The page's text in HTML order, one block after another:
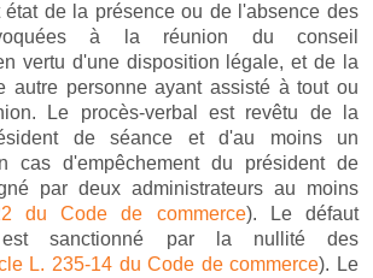
état de la présence ou de l'absence des
à la réunion du conseil
vertu d'une disposition légale, et de la
autre personne ayant assisté à tout ou
Le procès-verbal est revêtu de la
de séance et d'au moins un
cas d'empêchement du président de
par deux administrateurs au moins
du Code de commerce). Le défaut
est sanctionné par la nullité des
L. 235-14 du Code de commerce). Le